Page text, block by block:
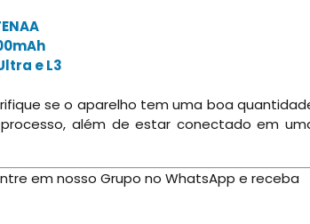
e L3
se o aparelho tem uma boa
além de estar conectado em
em nosso Grupo no WhatsApp e receba